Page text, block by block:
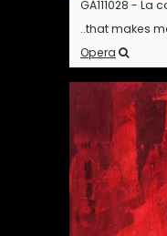
GA111028 -
..that makes
Opera